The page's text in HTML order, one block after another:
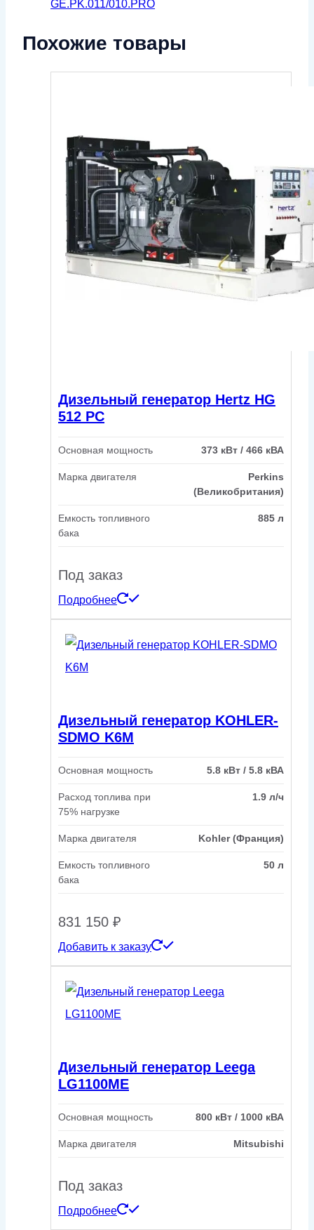
GE.PK.011/010.PRO
Похожие товары
Дизельный генератор Hertz HG
512 PC
Основная мощность 373 кВт / 466 кВА
Марка двигателя
Perkins
(Великобритания)
Емкость топливного
бака
885 л
Под заказ
Подробнее
Дизельный генератор KOHLER-
SDMO K6M
Основная мощность 5.8 кВт / 5.8 кВА
Расход топлива при
75% нагрузке
1.9 л/ч
Марка двигателя Kohler (Франция)
Емкость топливного
бака
50 л
831 150 ₽
Добавить к заказу
Дизельный генератор Leega
LG1100ME
Основная мощность 800 кВт / 1000 кВА
Марка двигателя Mitsubishi
Под заказ
Подробнее